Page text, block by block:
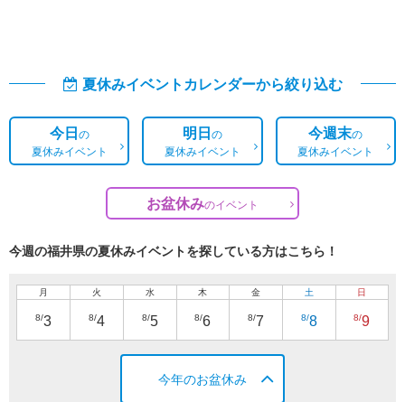
夏休みイベントカレンダーから絞り込む
今日の
夏休みイベント
明日の
夏休みイベント
今週末の
夏休みイベント
お盆休みのイベント
今週の福井県の夏休みイベントを探している方はこちら！
月
8/3
火
8/4
水
8/5
木
8/6
金
8/7
土
8/8
日
8/9
今年のお盆休み